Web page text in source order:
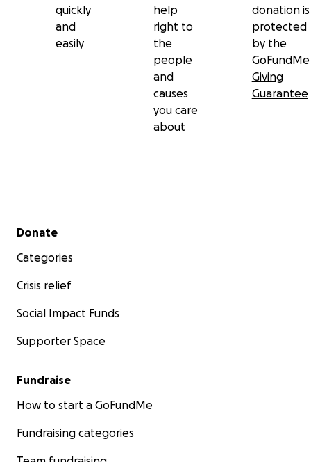
quickly
and
easily
help
right to
the
people
and
causes
you care
about
donation is
protected
by the
GoFundMe
Giving
Guarantee
Secondary menu
Donate
Categories
Crisis relief
Social Impact Funds
Supporter Space
Fundraise
How to start a GoFundMe
Fundraising categories